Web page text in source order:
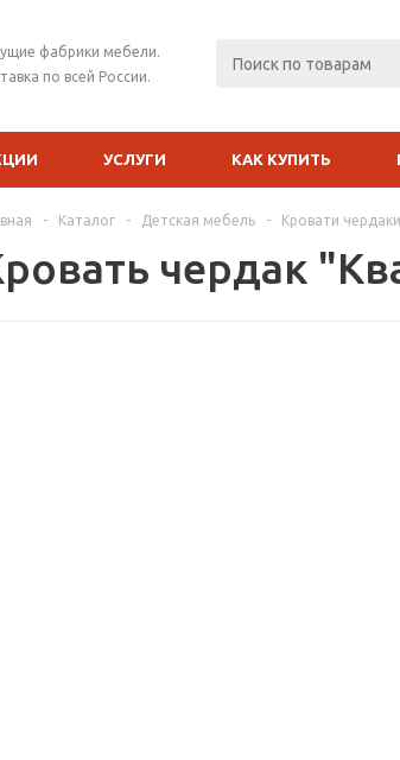
фабрики мебели.
по всей России.
УСЛУГИ КАК КУПИТЬ
- Каталог - Детская мебель - Кровати чердаки
чердак